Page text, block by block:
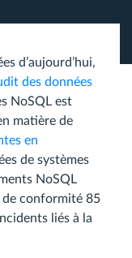
d’aujourd’hui,
des données
NoSQL est
matière de
en
de systèmes
NoSQL
conformité 85
liés à la